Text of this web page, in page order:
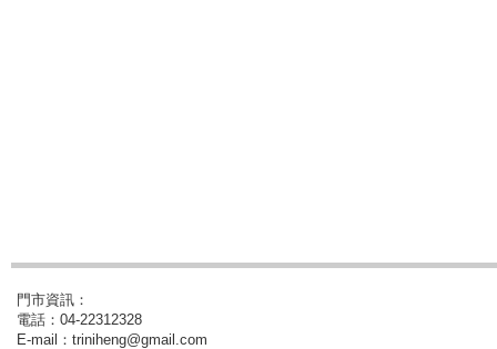
門市資訊：
電話：04-22312328
E-mail：triniheng@gmail.com